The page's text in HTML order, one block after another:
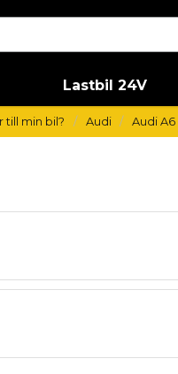
Lastbil 24V
till min bil? Audi Audi A6